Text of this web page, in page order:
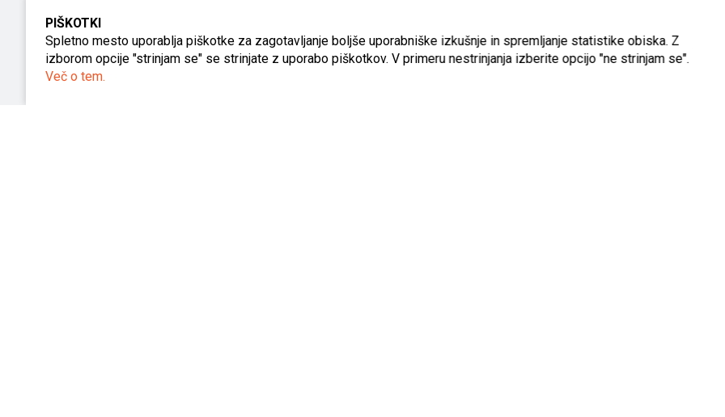
Xcite Xpert
Mobilna robotska
celica
PIŠKOTKI
Spletno mesto uporablja piškotke za zagotavljanje boljše uporabniške izkušnje in spremljanje statistike obiska. Z
izborom opcije "strinjam se" se strinjate z uporabo piškotkov. V primeru nestrinjanja izberite opcijo "ne strinjam se".
Več o tem.